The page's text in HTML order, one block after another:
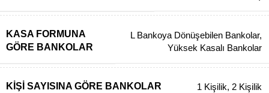
KASA FORMUNA
GÖRE BANKOLAR
L Bankoya Dönüşebilen Bankolar,
Yüksek Kasalı Bankolar
KIŞI SAYISINA GÖRE BANKOLAR 1 Kişilik, 2 Kişilik